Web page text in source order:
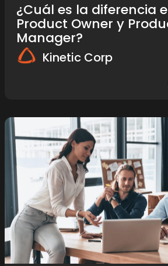
¿Cuál es la diferencia
Product Owner y
Manager?
Kinetic Corp